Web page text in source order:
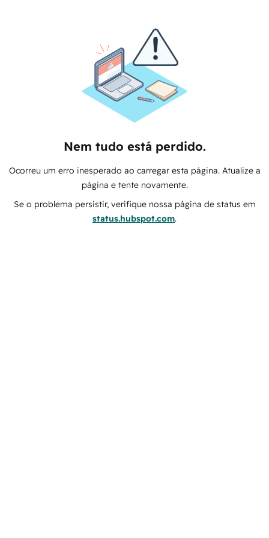
Nem tudo está perdido.
Ocorreu um erro inesperado ao carregar esta página. Atualize a
página e tente novamente.
Se o problema persistir, verifique nossa página de status em
status.hubspot.com.